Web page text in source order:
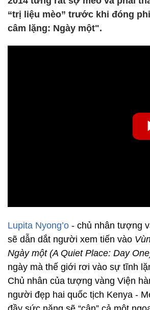
“trị liệu mèo” trước khi đóng
câm lặng: Ngày một".
Lupita Nyong’o - chủ nhân tượng
sẽ dẫn dắt người xem tiến vào
Ngày một (A Quiet Place: Day
ngày mà thế giới rơi vào sự tĩnh
Chủ nhân của tượng vàng Viện
người đẹp hai quốc tịch Kenya -